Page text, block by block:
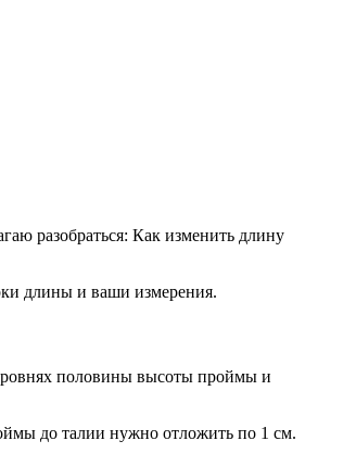
разобраться: Как изменить длину
длины и ваши измерения.
половины высоты проймы и
до талии нужно отложить по 1 см.